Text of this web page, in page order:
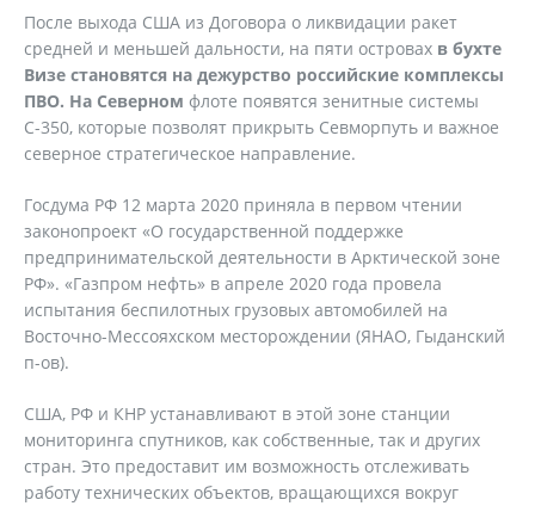
После выхода США из Договора о ликвидации ракет
средней и меньшей дальности, на пяти островах в бухте
Визе становятся на дежурство российские комплексы
ПВО. На Северном флоте появятся зенитные системы
С-350, которые позволят прикрыть Севморпуть и важное
северное стратегическое направление.
Госдума РФ 12 марта 2020 приняла в первом чтении
законопроект «О государственной поддержке
предпринимательской деятельности в Арктической зоне
РФ». «Газпром нефть» в апреле 2020 года провела
испытания беспилотных грузовых автомобилей на
Восточно-Мессояхском месторождении (ЯНАО, Гыданский
п-ов).
США, РФ и КНР устанавливают в этой зоне станции
мониторинга спутников, как собственные, так и других
стран. Это предоставит им возможность отслеживать
работу технических объектов, вращающихся вокруг